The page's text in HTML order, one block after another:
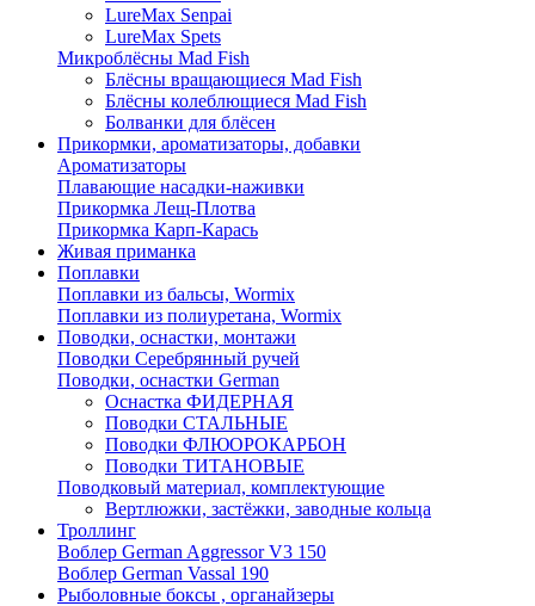
LureMax Senpai
LureMax Spets
Микроблёсны Mad Fish
Блёсны вращающиеся Mad Fish
Блёсны колеблющиеся Mad Fish
Болванки для блёсен
Прикормки, ароматизаторы, добавки
Ароматизаторы
Плавающие насадки-наживки
Прикормка Лещ-Плотва
Прикормка Карп-Карась
Живая приманка
Поплавки
Поплавки из бальсы, Wormix
Поплавки из полиуретана, Wormix
Поводки, оснастки, монтажи
Поводки Серебрянный ручей
Поводки, оснастки German
Оснастка ФИДЕРНАЯ
Поводки СТАЛЬНЫЕ
Поводки ФЛЮОРОКАРБОН
Поводки ТИТАНОВЫЕ
Поводковый материал, комплектующие
Вертлюжки, застёжки, заводные кольца
Троллинг
Воблер German Aggressor V3 150
Воблер German Vassal 190
Рыболовные боксы , органайзеры